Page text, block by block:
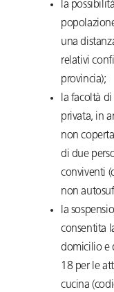
la
una
relativi
provincia);
la facoltà
privata, in
non
di due
conviventi
non
la
consentita
domicilio e
18 per le
cucina